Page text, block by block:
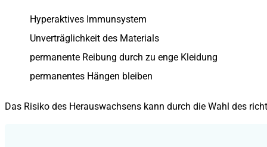
Hyperaktives Immunsystem
Unverträglichkeit des Materials
permanente Reibung durch zu enge Kleidung
permanentes Hängen bleiben
Das Risiko des Herauswachsens kann durch die Wahl des